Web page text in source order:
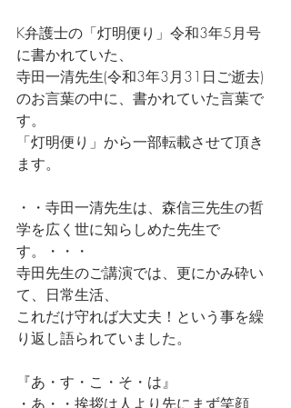
K弁護士の「灯明便り」令和3年5月号
に書かれていた、
寺田一清先生(令和3年3月31日ご逝去)
のお言葉の中に、書かれていた言葉で
す。
「灯明便り」から一部転載させて頂き
ます。
・・寺田一清先生は、森信三先生の哲
学を広く世に知らしめた先生で
す。・・・
寺田先生のご講演では、更にかみ砕い
て、日常生活、
これだけ守れば大丈夫！という事を繰
り返し語られていました。
『あ・す・こ・そ・は』
・あ・・挨拶は人より先にまず笑顔